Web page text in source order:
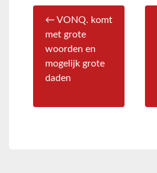
← VONQ. komt
met grote
woorden en
mogelijk grote
daden